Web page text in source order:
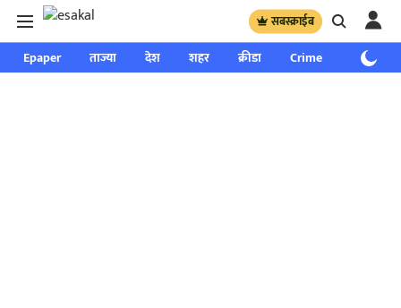
सबस्क्राईब
Epaper ताज्या देश शहर क्रीडा Crime साप्ताहिक